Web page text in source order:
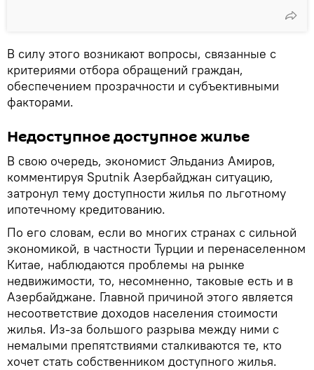
В силу этого возникают вопросы, связанные с
критериями отбора обращений граждан,
обеспечением прозрачности и субъективными
факторами.
Недоступное доступное жилье
В свою очередь, экономист Эльданиз Амиров,
комментируя Sputnik Азербайджан ситуацию,
затронул тему доступности жилья по льготному
ипотечному кредитованию.
По его словам, если во многих странах с сильной
экономикой, в частности Турции и перенаселенном
Китае, наблюдаются проблемы на рынке
недвижимости, то, несомненно, таковые есть и в
Азербайджане. Главной причиной этого является
несоответствие доходов населения стоимости
жилья. Из-за большого разрыва между ними с
немалыми препятствиями сталкиваются те, кто
хочет стать собственником доступного жилья.